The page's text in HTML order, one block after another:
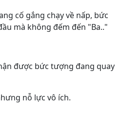
cố gắng chạy về nấp, bức
mà không đếm đến "Ba.."
được bức tượng đang quay
nỗ lực vô ích.